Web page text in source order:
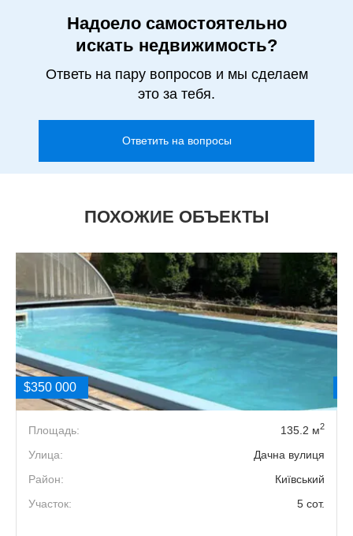
Надоело самостоятельно
искать недвижимость?
Ответь на пару вопросов и мы сделаем
это за тебя.
Ответить на вопросы
ПОХОЖИЕ ОБЪЕКТЫ
$350 000
Площадь: 135.2 м2
Улица:
Дачна вулиця
Район:
Київський
Участок:
5 сот.